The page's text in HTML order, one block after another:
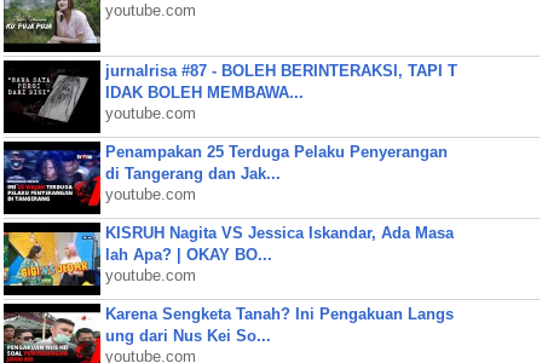
youtube.com
jurnalrisa #87 - BOLEH BERINTERAKSI, TAPI T
IDAK BOLEH MEMBAWA...
youtube.com
Penampakan 25 Terduga Pelaku Penyerangan
di Tangerang dan Jak...
youtube.com
KISRUH Nagita VS Jessica Iskandar, Ada Masa
lah Apa? | OKAY BO...
youtube.com
Karena Sengketa Tanah? Ini Pengakuan Langs
ung dari Nus Kei So...
youtube.com